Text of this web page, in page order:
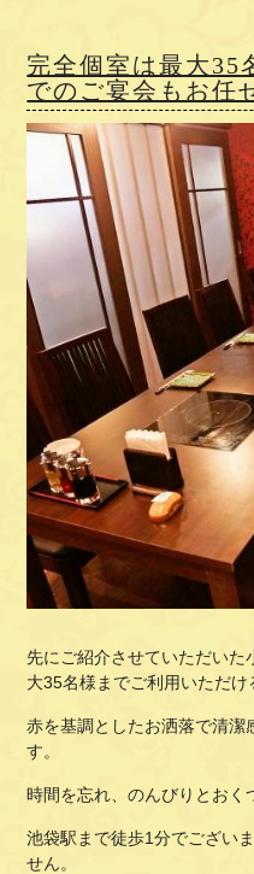
完全個室は最大35
でのご宴会もお任
先にご紹介させていただいた
大35名様までご利用いただけ
赤を基調としたお洒落で清潔
す。
時間を忘れ、のんびりとおく
池袋駅まで徒歩1分でござい
せん。